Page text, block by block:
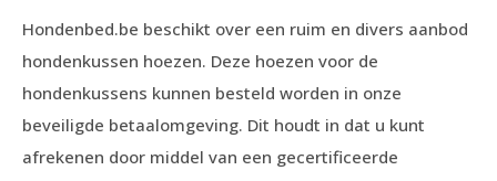
Hondenbed.be beschikt over een ruim en divers aanbod
hondenkussen hoezen. Deze hoezen voor de
hondenkussens kunnen besteld worden in onze
beveiligde betaalomgeving. Dit houdt in dat u kunt
afrekenen door middel van een gecertificeerde